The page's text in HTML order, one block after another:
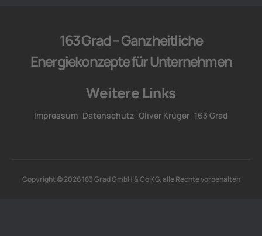
163 Grad – Ganzheitliche
Energiekonzepte für Unternehmen
Weitere Links
Impressum Datenschutz Oliver Krüger 163 Grad
Copyright © 2026 163 Grad GmbH & Co KG, alle Rechte vorbehalten